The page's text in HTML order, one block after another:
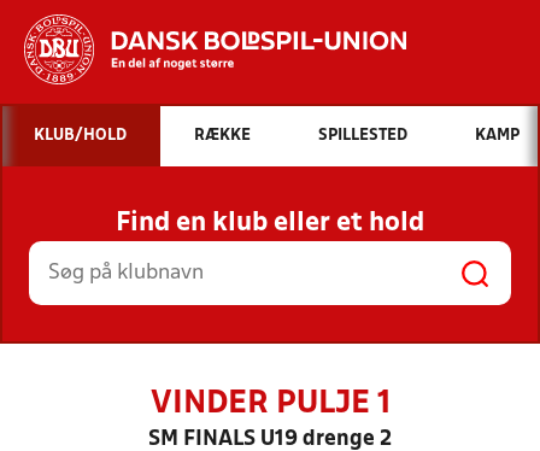
Hvad vil du søge efter?
INDHOLD OG NYHEDER
STILLINGER, RESULTATER, KLUBBER OG
HOLD
KLUB/HOLD RÆKKE SPILLESTED KAMP
Find en klub eller et hold
VINDER PULJE 1
SM FINALS U19 drenge 2